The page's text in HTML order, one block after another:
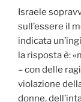
Israele
sull’essere il
indicata
la risposta è:
– con delle
violazione
donne,